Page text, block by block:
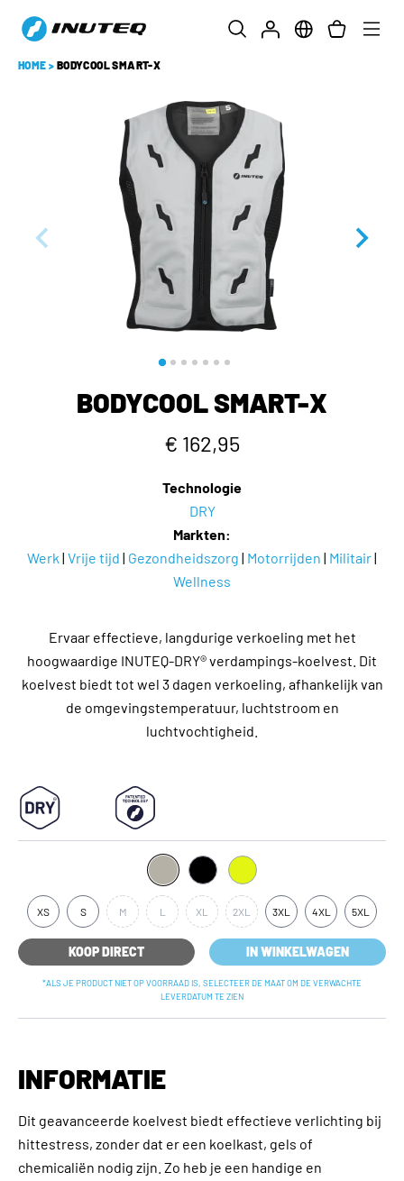
HOME > BODYCOOL SMART-X
BODYCOOL SMART-X
€ 162,95
Technologie
DRY
Markten:
Werk | Vrije tijd | Gezondheidszorg | Motorrijden | Militair|
Wellness
Ervaar effectieve, langdurige verkoeling met het
hoogwaardige INUTEQ-DRY® verdampings-koelvest. Dit
koelvest biedt tot wel 3 dagen verkoeling, afhankelijk van
de omgevingstemperatuur, luchtstroom en
luchtvochtigheid.
XS S M L XL 2XL 3XL 4XL 5XL
KOOP DIRECT IN WINKELWAGEN
*ALS JE PRODUCT NIET OP VOORRAAD IS, SELECTEER DE MAAT OM DE VERWACHTE
LEVERDATUM TE ZIEN
INFORMATIE
Dit geavanceerde koelvest biedt effectieve verlichting bij
hittestress, zonder dat er een koelkast, gels of
chemicaliën nodig zijn. Zo heb je een handige en